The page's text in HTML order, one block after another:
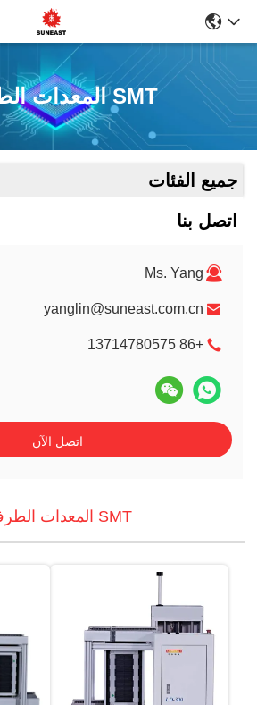
SMT المعدات الطرفية
جميع الفئات
اتصل بنا
Ms. Yang
yanglin@suneast.com.cn
+86 13714780575
اتصل الآن
SMT المعدات الطرفية